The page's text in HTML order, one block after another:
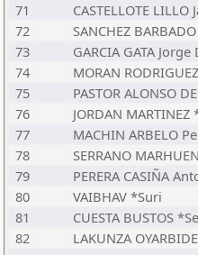
71
CASTELLOTE LILLO
72
SANCHEZ
73
GARCIA GATA Jorge
74
MORAN
75
PASTOR ALONSO
76
JORDAN MARTINEZ
77
MACHIN ARBELO
78
SERRANO
79
PERERA CASIÑA
80
VAIBHAV *Suri
81
CUESTA BUSTOS
82
LAKUNZA